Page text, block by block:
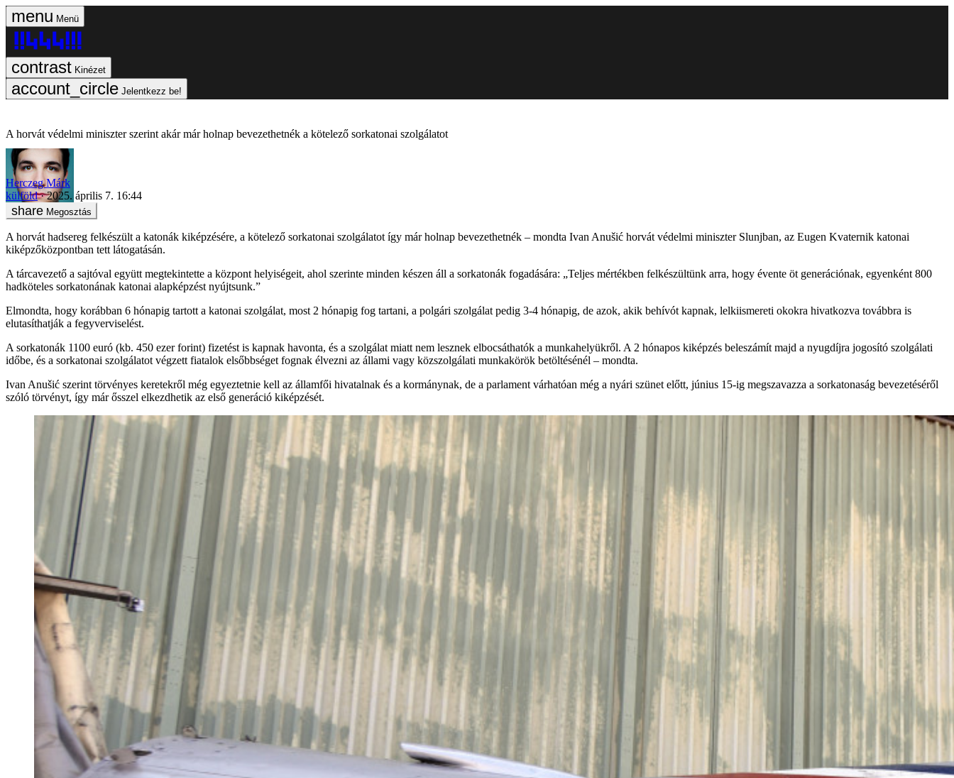
Menü
Kinézet
Jelentkezz be!
A horvát védelmi miniszter szerint akár már holnap bevezethetnék a kötelező sorkatonai szolgálatot
Herczeg Márk
külföld
2025. április 7. 16:44
Megosztás
A horvát hadsereg felkészült a katonák kiképzésére, a kötelező sorkatonai szolgálatot így már holnap bevezethetnék – mondta Ivan Anušić horvát védelmi miniszter Slunjban, az Eugen Kvaternik katonai
kiképzőközpontban tett látogatásán.
A tárcavezető a sajtóval együtt megtekintette a központ helyiségeit, ahol szerinte minden készen áll a sorkatonák fogadására: „Teljes mértékben felkészültünk arra, hogy évente öt generációnak, egyenként 800
hadköteles sorkatonának katonai alapképzést nyújtsunk.”
Elmondta, hogy korábban 6 hónapig tartott a katonai szolgálat, most 2 hónapig fog tartani, a polgári szolgálat pedig 3-4 hónapig, de azok, akik behívót kapnak, lelkiismereti okokra hivatkozva továbbra is
elutasíthatják a fegyverviselést.
A sorkatonák 1100 euró (kb. 450 ezer forint) fizetést is kapnak havonta, és a szolgálat miatt nem lesznek elbocsáthatók a munkahelyükről. A 2 hónapos kiképzés beleszámít majd a nyugdíjra jogosító szolgálati
időbe, és a sorkatonai szolgálatot végzett fiatalok elsőbbséget fognak élvezni az állami vagy közszolgálati munkakörök betöltésénél – mondta.
Ivan Anušić szerint törvényes keretekről még egyeztetnie kell az államfői hivatalnak és a kormánynak, de a parlament várhatóan még a nyári szünet előtt, június 15-ig megszavazza a sorkatonaság bevezetéséről
szóló törvényt, így már ősszel elkezdhetik az első generáció kiképzését.